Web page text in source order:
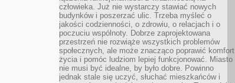
człowieka. Już nie wystarczy stawiać nowych
budynków i poszerzać ulic. Trzeba myśleć o
jakości codzienności, o zdrowiu, o relacjach i o
poczuciu wspólnoty. Dobrze zaprojektowana
przestrzeń nie rozwiąże wszystkich problemów
społecznych, ale może znacząco poprawić komfort
życia i pomóc ludziom lepiej funkcjonować. Miasto
nie musi być idealne, by było dobre. Powinno
jednak stale się uczyć, słuchać mieszkańców i